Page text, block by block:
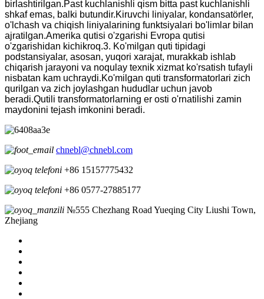
birlashtirilgan.Past kuchlanishli qism bitta past kuchlanishli
shkaf emas, balki butundir.Kiruvchi liniyalar, kondansatörler,
o'lchash va chiqish liniyalarining funktsiyalari bo'limlar bilan
ajratilgan.Amerika qutisi o'zgarishi Evropa qutisi
o'zgarishidan kichikroq.3. Ko'milgan quti tipidagi
podstansiyalar, asosan, yuqori xarajat, murakkab ishlab
chiqarish jarayoni va noqulay texnik xizmat ko'rsatish tufayli
nisbatan kam uchraydi.Ko'milgan quti transformatorlari zich
qurilgan va zich joylashgan hududlar uchun javob
beradi.Qutili transformatorlarning er osti o'rnatilishi zamin
maydonini tejash imkonini beradi.
chnebl@chnebl.com
+86 15157775432
+86 0577-27885177
№555 Chezhang Road Yueqing City Liushi Town,
Zhejiang